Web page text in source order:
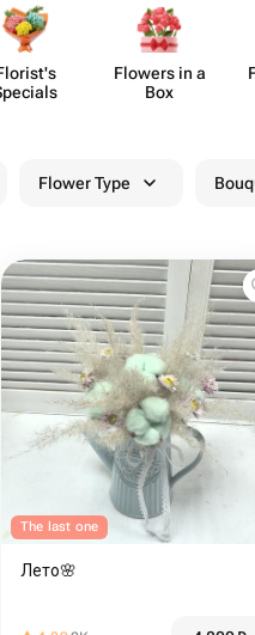
Flowers in a
Box
Flower Type
The last one
Лето🌸